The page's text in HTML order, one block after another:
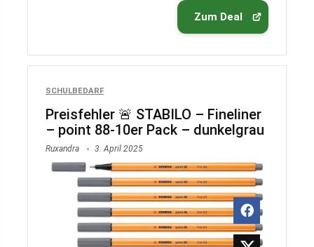
Zum Deal
SCHULBEDARF
Preisfehler 🚨 STABILO – Fineliner
– point 88-10er Pack – dunkelgrau
Ruxandra 3. April 2025